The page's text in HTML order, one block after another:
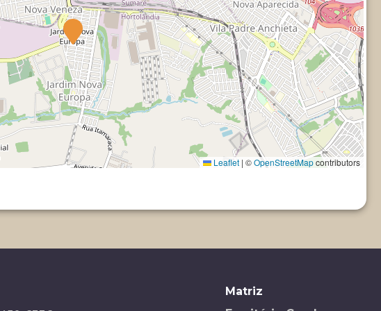
Leaflet | ©OpenStreetMapcontributors
Matriz